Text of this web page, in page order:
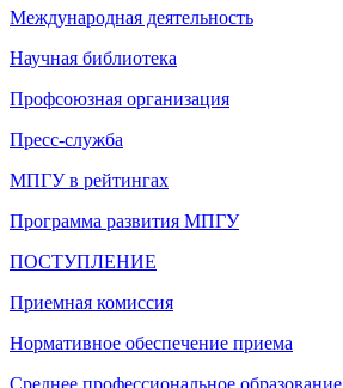
Международная деятельность
Научная библиотека
Профсоюзная организация
Пресс-служба
МПГУ в рейтингах
Программа развития МПГУ
ПОСТУПЛЕНИЕ
Приемная комиссия
Нормативное обеспечение приема